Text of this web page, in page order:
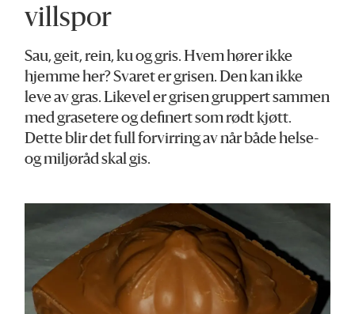
villspor
Sau, geit, rein, ku og gris. Hvem hører ikke
hjemme her? Svaret er grisen. Den kan ikke
leve av gras. Likevel er grisen gruppert sammen
med grasetere og definert som rødt kjøtt.
Dette blir det full forvirring av når både helse-
og miljøråd skal gis.